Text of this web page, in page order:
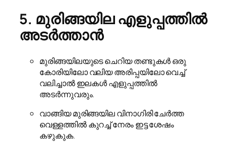
5. മുരിങ്ങയില എളുപ്പത്തിൽ
അടർത്താൻ
മുരിങ്ങയിലയുടെ ചെറിയ തണ്ടുകൾ ഒരു
കോരിയിലോ വലിയ അരിപ്പയിലോ വെച്ച്
വലിച്ചാൽ ഇലകൾ എളുപ്പത്തിൽ
അടർന്നുവരും.
വാങ്ങിയ മുരിങ്ങയില വിനാഗിരി ചേർത്ത
വെള്ളത്തിൽ കുറച്ച് നേരം ഇട്ട ശേഷം
കഴുകുക.